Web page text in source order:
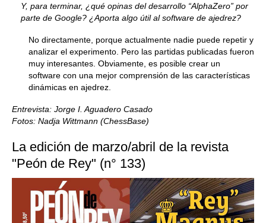
Y, para terminar, ¿qué opinas del desarrollo “AlphaZero” por
parte de Google? ¿Aporta algo útil al software de ajedrez?
No directamente, porque actualmente nadie puede repetir y
analizar el experimento. Pero las partidas publicadas fueron
muy interesantes. Obviamente, es posible crear un
software con una mejor comprensión de las características
dinámicas en ajedrez.
Entrevista: Jorge I. Aguadero Casado
Fotos: Nadja Wittmann (ChessBase)
La edición de marzo/abril de la revista
"Peón de Rey" (n° 133)